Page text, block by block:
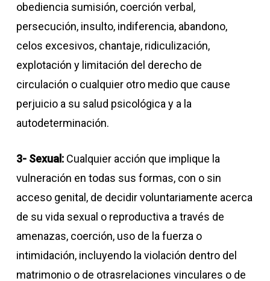
obediencia sumisión, coerción verbal,
persecución, insulto, indiferencia, abandono,
celos excesivos, chantaje, ridiculización,
explotación y limitación del derecho de
circulación o cualquier otro medio que cause
perjuicio a su salud psicológica y a la
autodeterminación.
3- Sexual:Cualquier acción que implique la
vulneración en todas sus formas, con o sin
acceso genital, de decidir voluntariamente acerca
de su vida sexual o reproductiva a través de
amenazas, coerción, uso de la fuerza o
intimidación, incluyendo la violación dentro del
matrimonio o de otrasrelaciones vinculares o de